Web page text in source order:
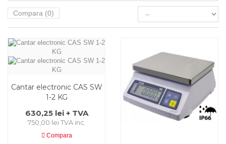
Compara (0)
Cantar electronic CAS SW
1-2 KG
630,25 lei + TVA
750,00 lei TVA inc.
Compara